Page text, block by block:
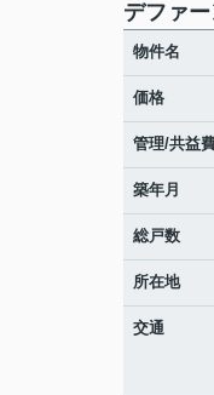
デファ
物件名
価格
管理/共益
築年月
総戸数
所在地
交通